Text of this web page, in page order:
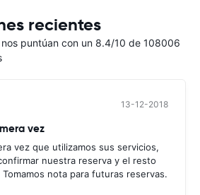
recientes
puntúan con un 8.4/10 de 108006
13-12-2018
vez
vez que utilizamos sus servicios,
nuestra reserva y el resto
nota para futuras reservas.